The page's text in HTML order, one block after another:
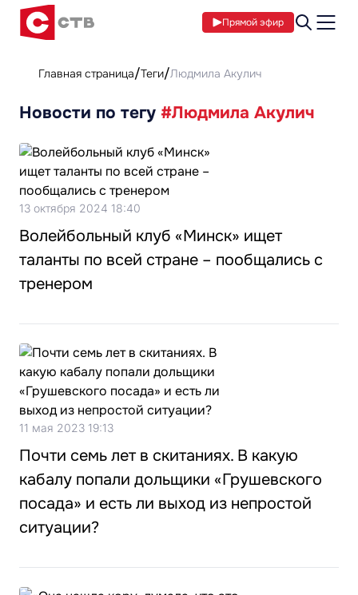
Прямой эфир
Главная страница Теги Людмила Акулич
Новости по тегу #Людмила Акулич
13 октября 2024 18:40
Волейбольный клуб «Минск» ищет
таланты по всей стране – пообщались с
тренером
11 мая 2023 19:13
Почти семь лет в скитаниях. В какую
кабалу попали дольщики «Грушевского
посада» и есть ли выход из непростой
ситуации?